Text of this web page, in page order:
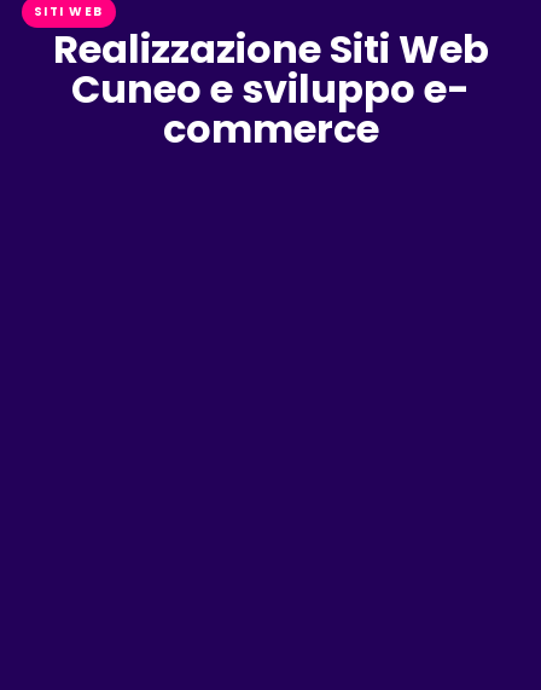
SITI WEB
Realizzazione Siti Web
Cuneo e sviluppo e-
commerce